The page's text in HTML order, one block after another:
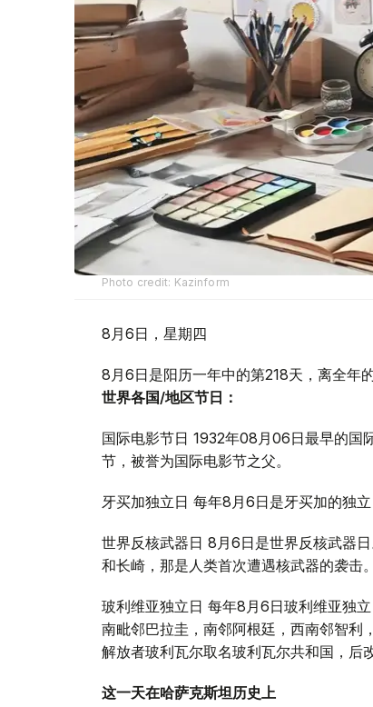
Photo credit: Kazinform
8月6日，星期四
8月6日是阳历一年中的第218天，离全年
世界各国/地区节日：
国际电影节日 1932年08月06日最早的国
节，被誉为国际电影节之父。
牙买加独立日 每年8月6日是牙买加的独
世界反核武器日 8月6日是世界反核武器
和长崎，那是人类首次遭遇核武器的袭击。
玻利维亚独立日 每年8月6日玻利维亚独
南毗邻巴拉圭，南邻阿根廷，西南邻智
解放者玻利瓦尔取名玻利瓦尔共和国，后
这一天在哈萨克斯坦历史上